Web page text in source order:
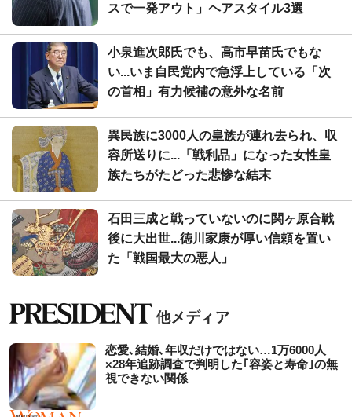
スで一発アウト」ヘアスタイル3選
小泉進次郎氏でも、高市早苗氏でもな
い...いま自民党内で急浮上している「次
の首相」有力候補の意外な名前
異民族に3000人の皇族が連れ去られ、収
容所送りに...「戦利品」になった女性皇
族たちがたどった悲惨な結末
石田三成と戦っていないのに関ヶ原合戦
後に大出世...徳川家康が厚い信頼を置い
た「戦国最大の悪人」
恋愛､結婚､年収だけではない…1万6000人
×28年追跡調査で判明した｢容姿と寿命｣の無
視できない関係